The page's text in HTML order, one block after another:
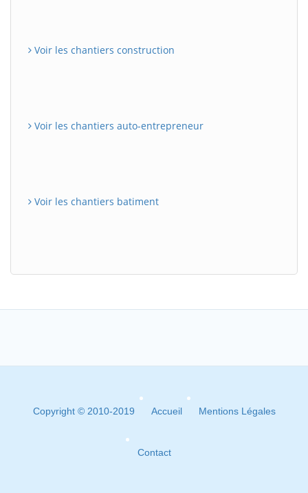
Voir les chantiers construction
Voir les chantiers auto-entrepreneur
Voir les chantiers batiment
Copyright © 2010-2019 Accueil Mentions Légales
Contact